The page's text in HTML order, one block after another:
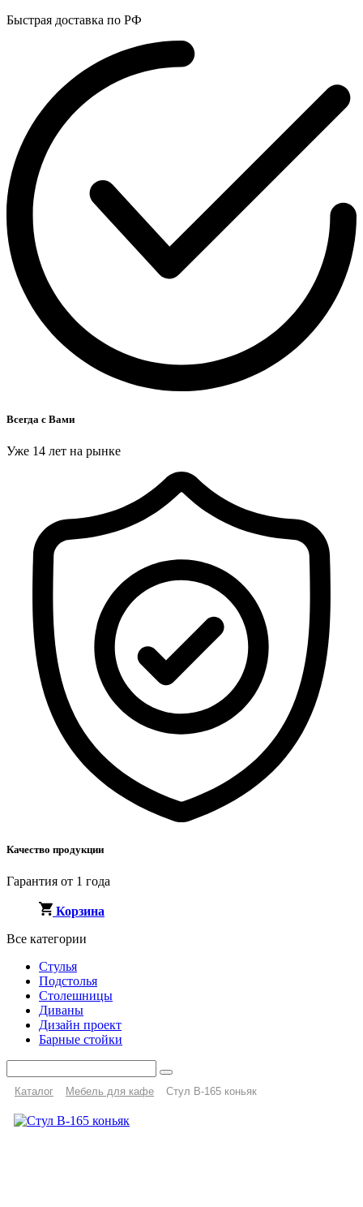
Быстрая доставка по РФ
Всегда с Вами
Уже 14 лет на рынке
Качество продукции
Гарантия от 1 года
Корзина
Все категории
Стулья
Подстолья
Столешницы
Диваны
Дизайн проект
Барные стойки
Каталог Мебель для кафе Стул B-165 коньяк